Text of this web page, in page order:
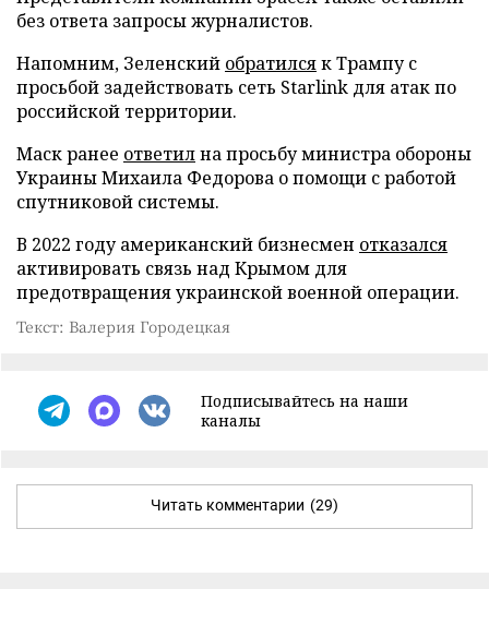
без ответа запросы журналистов.
Напомним, Зеленский обратилсяк Трампу с
просьбой задействовать сеть Starlink для атак по
российской территории.
Маск ранее ответилна просьбу министра обороны
Украины Михаила Федорова о помощи с работой
спутниковой системы.
В 2022 году американский бизнесмен отказался
активировать связь над Крымом для
предотвращения украинской военной операции.
Текст: Валерия Городецкая
Подписывайтесь на наши
каналы
Читать комментарии (29)